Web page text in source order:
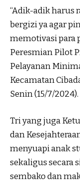
“Adik-adik harus
bergizi ya agar
memotivasi para
Peresmian Pilot
Pelayanan
Kecamatan
Senin (15/7/2024).
Tri yang juga
dan
menyuapi anak
sekaligus secara
sembako dan